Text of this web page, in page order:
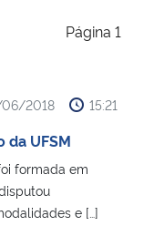
Página 1
2018 15:21
UFSM
formada em
e […]